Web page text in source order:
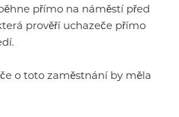
přímo na náměstí před
prověří uchazeče přímo
o toto zaměstnání by měla